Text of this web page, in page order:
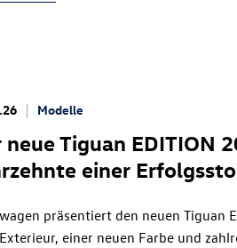
sind drei
(37 kWh und 52 kWh
zu 427 Kilometern eignet sich der
des neuenID. Crossstartet
Modelle
neue Tiguan EDITION
einer
präsentiert den neuen Tiguan
einer neuen Farbe und